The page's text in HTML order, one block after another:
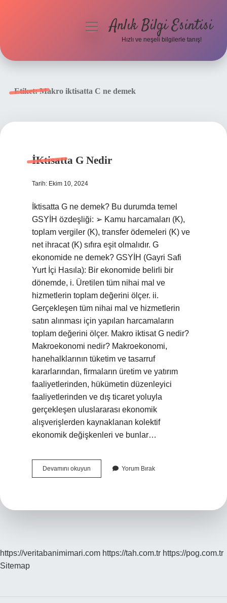
menüyüAnlık Bilgi Esintisi
Hızlı ve neşeli bilgilerle tanış!
Etiket:Makro iktisatta C ne demek
İKtisatta G Nedir
Tarih: Ekim 10, 2024
İktisatta G ne demek? Bu durumda temel
GSYİH özdeşliği: ➢ Kamu harcamaları (K),
toplam vergiler (K), transfer ödemeleri (K) ve
net ihracat (K) sıfıra eşit olmalıdır. G
ekonomide ne demek? GSYİH (Gayri Safi
Yurt İçi Hasıla): Bir ekonomide belirli bir
dönemde, i. Üretilen tüm nihai mal ve
hizmetlerin toplam değerini ölçer. ii.
Gerçekleşen tüm nihai mal ve hizmetlerin
satın alınması için yapılan harcamaların
toplam değerini ölçer. Makro iktisat G nedir?
Makroekonomi nedir? Makroekonomi,
hanehalklarının tüketim ve tasarruf
kararlarından, firmaların üretim ve yatırım
faaliyetlerinden, hükümetin düzenleyici
faaliyetlerinden ve dış ticaret yoluyla
gerçekleşen uluslararası ekonomik
alışverişlerden kaynaklanan kolektif
ekonomik değişkenleri ve bunlar…
Devamını okuyun
G
Yorum Bırak
https://veritabanimimari.com https://tah.com.tr https://pog.com.tr
Sitemap